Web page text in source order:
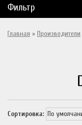
Фильтр
Главная » Производители
Сортировка: